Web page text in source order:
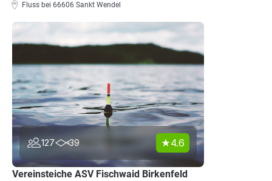
Fluss bei 66606 Sankt Wendel
127 39 4.6
Vereinsteiche ASV Fischwaid Birkenfeld